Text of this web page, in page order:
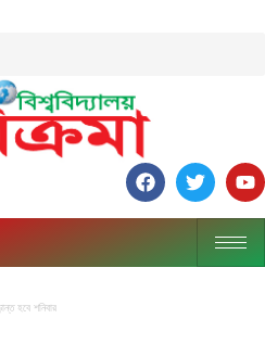
হবে শনিবার